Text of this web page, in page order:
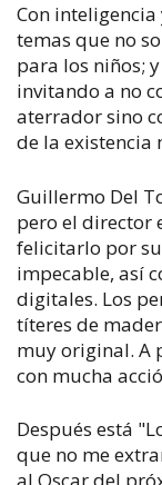
Con
temas que no
para los niños;
invitando a no
aterrador sino
de la existencia
Guillermo Del
pero el director
felicitarlo por
impecable, así
digitales. Los
títeres de
muy original. A
con mucha
Después está
que no me